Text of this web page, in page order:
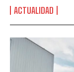
ACTUALIDAD